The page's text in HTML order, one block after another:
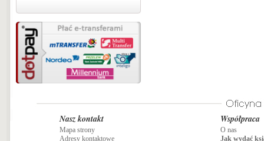
Nasz kontakt
Mapa strony
Adresy kontaktowe
Współpraca
O nas
Jak wydać